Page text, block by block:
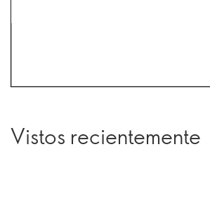
Vistos recientemente